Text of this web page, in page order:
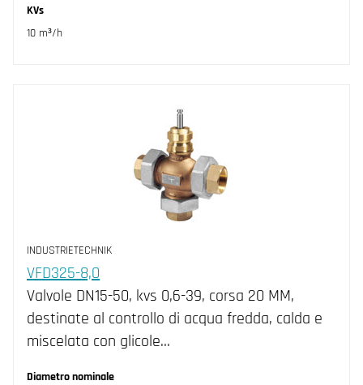
KVs
10 m³/h
INDUSTRIETECHNIK
VFD325-8,0
Valvole DN15-50, kvs 0,6-39, corsa 20 MM,
destinate al controllo di acqua fredda, calda e
miscelata con glicole…
Diametro nominale